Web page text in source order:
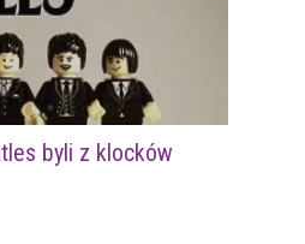
byli z klocków